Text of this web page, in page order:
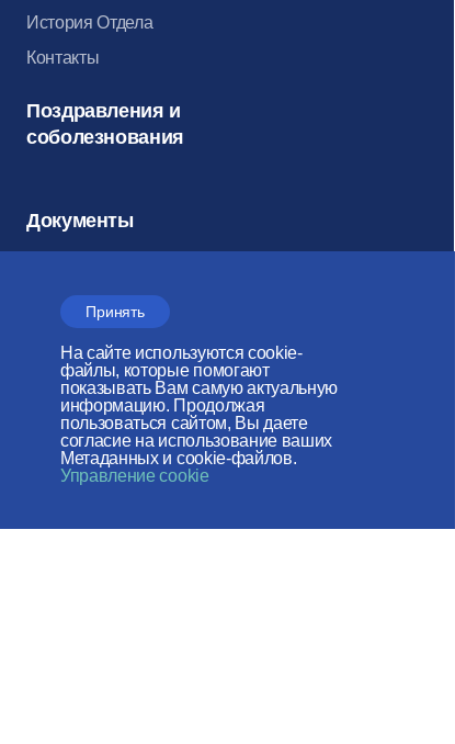
Принять
На сайте используются cookie-
файлы, которые помогают
показывать Вам самую актуальную
информацию. Продолжая
пользоваться сайтом, Вы даете
согласие на использование ваших
Метаданных и cookie-файлов.
Управление cookie
История Отдела
Контакты
Поздравления и
соболезнования
Документы
Архив
Электронный
журнал
«Церковь и